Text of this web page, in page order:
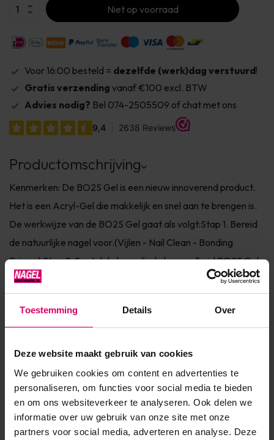
Toestemming Details Over
Deze website maakt gebruik van cookies
We gebruiken cookies om content en advertenties te
personaliseren, om functies voor social media te bieden
en om ons websiteverkeer te analyseren. Ook delen we
informatie over uw gebruik van onze site met onze
partners voor social media, adverteren en analyse. Deze
Niet op voorraad
Voor 16:00 besteld = dezelfde (werk)dag verstuurd!
Gratis verzending vanaf €100 excl. BTW
Advies nodig? Bel 074-2505509 of chat met ons
Productomschrijving
Kenmerken: De BO2S Gel is een nieuw innoverend product.
Het is een Acryl-Gel die makkelijk en snel aan te brengen is.
De werkwijze van de BO2S Gel gaat als volgt:Stap 1. Bereid
de natuurlijke nagel voor.(Vijlen - Nail Clean - Bonding
Primer) Stap 2. Spatel de benodigde hoeveelheid BO2S Gel
op de BO2S Tool en leg deze met een draaiende beweging...
Toon meer
Artikelnummer 39777
SKU 561173